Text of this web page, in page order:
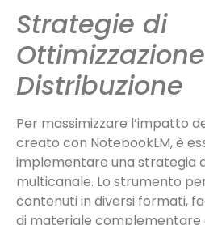
Strategie di
Distribuzione
Per massimizzare l’impatto
creato con NotebookLM, è
implementare una strategia
multicanale. Lo strumento
contenuti in diversi formati,
di materiale complementare